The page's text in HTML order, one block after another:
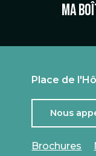
Ma
Place de
Nous
Brochures